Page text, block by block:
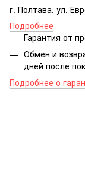
г. Полтава, ул.
Подробнее
Гарантия от
Обмен и
дней после
Подробнее о